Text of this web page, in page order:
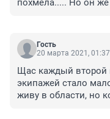
похмела..... Но он
Гость
20 марта 2021, 01:37
Щас каждый второй
экипажей стало
живу в области, но